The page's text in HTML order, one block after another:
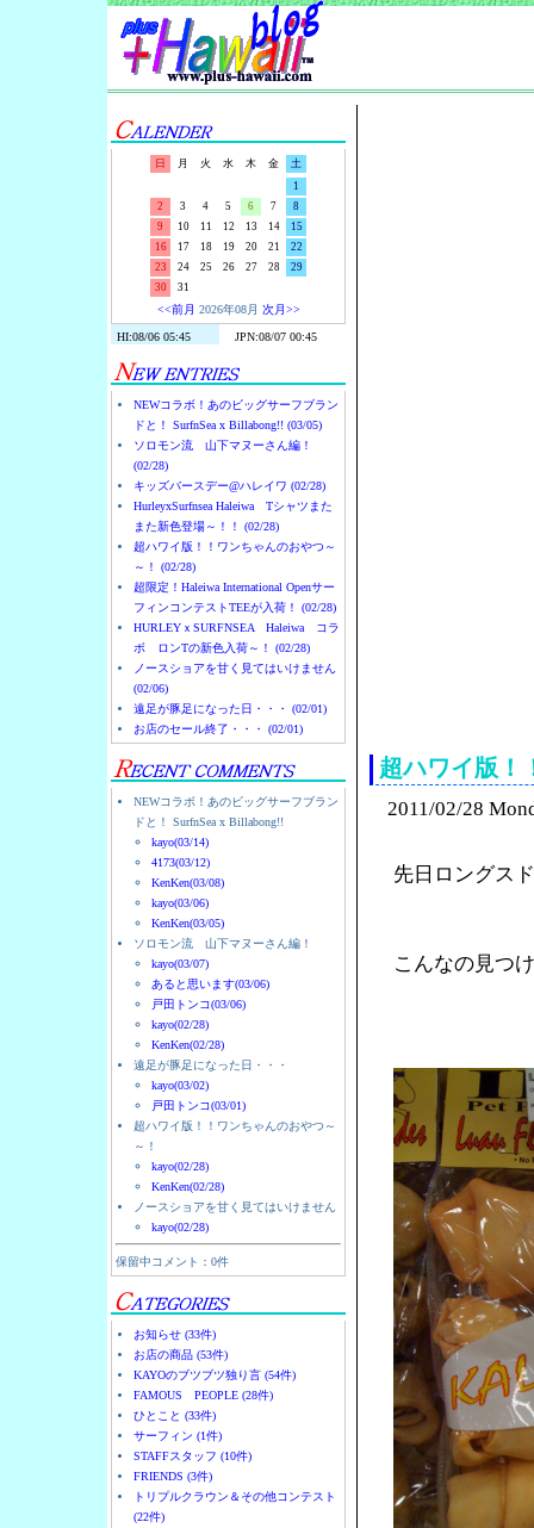
日 月 火 水 木 金
土
1
2
3 4 5 6 7
8
9
10 11 12 13 14
15
16
17 18 19 20 21
22
23
24 25 26 27 28
29
30
31
<<前月 2026年08月 次月>>
NEWコラボ！あのビッグサーフブラン
ドと！ SurfnSea x Billabong!! (03/05)
ソロモン流 山下マヌーさん編！
(02/28)
キッズバースデー@ハレイワ (02/28)
HurleyxSurfnsea Haleiwa Tシャツまた
また新色登場～！！ (02/28)
超ハワイ版！！ワンちゃんのおやつ～
～！ (02/28)
超限定！Haleiwa International Openサー
フィンコンテストTEEが入荷！ (02/28)
HURLEYｘSURFNSEA Haleiwa コラ
ボ ロンTの新色入荷～！ (02/28)
ノースショアを甘く見てはいけません
(02/06)
遠足が豚足になった日・・・ (02/01)
お店のセール終了・・・ (02/01)
NEWコラボ！あのビッグサーフブラン
ドと！ SurfnSea x Billabong!!
kayo(03/14)
4173(03/12)
KenKen(03/08)
kayo(03/06)
KenKen(03/05)
ソロモン流 山下マヌーさん編！
kayo(03/07)
あると思います(03/06)
戸田トンコ(03/06)
kayo(02/28)
KenKen(02/28)
遠足が豚足になった日・・・
kayo(03/02)
戸田トンコ(03/01)
超ハワイ版！！ワンちゃんのおやつ～
～！
kayo(02/28)
KenKen(02/28)
ノースショアを甘く見てはいけません
kayo(02/28)
保留中コメント：0件
お知らせ (33件)
お店の商品 (53件)
KAYOのブツブツ独り言 (54件)
FAMOUS PEOPLE (28件)
ひとこと (33件)
サーフィン (1件)
STAFFスタッフ (10件)
FRIENDS (3件)
トリプルクラウン＆その他コンテスト
(22件)
超ハワイ版！
2011/02/28
先日ロングス
こんなの見つ